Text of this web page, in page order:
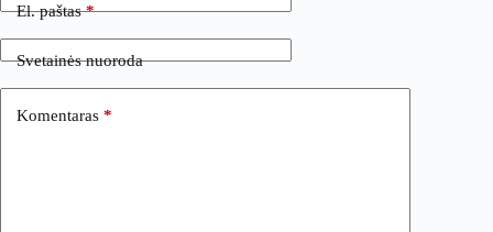
El. paštas*
Svetainės nuoroda
Komentaras *